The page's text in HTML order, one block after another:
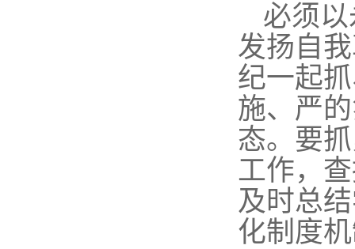
必须
发扬自
纪一起
施、严
态。要
工作，
及时总
化制度